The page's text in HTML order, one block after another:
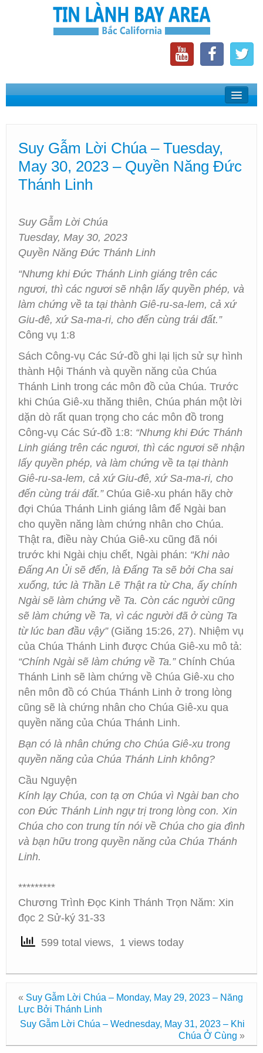
Home
Phát Thanh Tin Lành Bay Area
Các Hội Thánh Bắc California
Suy Gẫm Lời Chúa – Tuesday,
May 30, 2023 – Quyền Năng Đức
Thánh Linh
Suy Gẫm Lời Chúa
Tuesday, May 30, 2023
Quyền Năng Đức Thánh Linh
“Nhưng khi Đức Thánh Linh giáng trên các
ngươi, thì các ngươi sẽ nhận lấy quyền phép, và
làm chứng về ta tại thành Giê-ru-sa-lem, cả xứ
Giu-đê, xứ Sa-ma-ri, cho đến cùng trái đất.”
Công vụ 1:8
Sách Công-vụ Các Sứ-đồ ghi lại lịch sử sự hình
thành Hội Thánh và quyền năng của Chúa
Thánh Linh trong các môn đồ của Chúa. Trước
khi Chúa Giê-xu thăng thiên, Chúa phán một lời
dặn dò rất quan trọng cho các môn đồ trong
Công-vụ Các Sứ-đồ 1:8: “Nhưng khi Đức Thánh
Linh giáng trên các ngươi, thì các ngươi sẽ nhận
lấy quyền phép, và làm chứng về ta tại thành
Giê-ru-sa-lem, cả xứ Giu-đê, xứ Sa-ma-ri, cho
đến cùng trái đất.”Chúa Giê-xu phán hãy chờ
đợi Chúa Thánh Linh giáng lâm để Ngài ban
cho quyền năng làm chứng nhân cho Chúa.
Thật ra, điều này Chúa Giê-xu cũng đã nói
trước khi Ngài chịu chết, Ngài phán: “Khi nào
Đấng An Ủi sẽ đến, là Đấng Ta sẽ bởi Cha sai
xuống, tức là Thần Lẽ Thật ra từ Cha, ấy chính
Ngài sẽ làm chứng về Ta. Còn các người cũng
sẽ làm chứng về Ta, vì các người đã ở cùng Ta
từ lúc ban đầu vậy”(Giăng 15:26, 27). Nhiệm vụ
của Chúa Thánh Linh được Chúa Giê-xu mô tả:
“Chính Ngài sẽ làm chứng về Ta.” Chính Chúa
Thánh Linh sẽ làm chứng về Chúa Giê-xu cho
nên môn đồ có Chúa Thánh Linh ở trong lòng
cũng sẽ là chứng nhân cho Chúa Giê-xu qua
quyền năng của Chúa Thánh Linh.
Bạn có là nhân chứng cho Chúa Giê-xu trong
quyền năng của Chúa Thánh Linh không?
Cầu Nguyện
Kính lạy Chúa, con tạ ơn Chúa vì Ngài ban cho
con Đức Thánh Linh ngự trị trong lòng con. Xin
Chúa cho con trung tín nói về Chúa cho gia đình
và bạn hữu trong quyền năng của Chúa Thánh
Linh.
*********
Chương Trình Đọc Kinh Thánh Trọn Năm: Xin
đọc 2 Sử-ký 31-33
599 total views, 1 views today
« Suy Gẫm Lời Chúa – Monday, May 29, 2023 – Năng
Lực Bởi Thánh Linh
Suy Gẫm Lời Chúa – Wednesday, May 31, 2023 – Khi
Chúa Ở Cùng »